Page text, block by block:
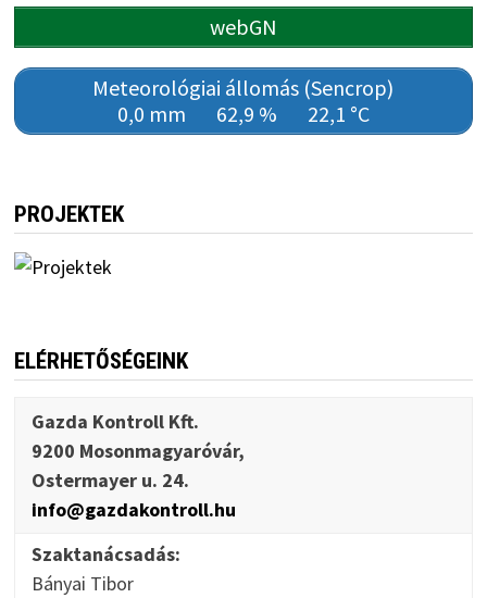
webGN
Meteorológiai állomás (Sencrop)
0,0 mm
62,9 % 22,1 °C
PROJEKTEK
ELÉRHETŐSÉGEINK
Gazda Kontroll Kft.
9200 Mosonmagyaróvár,
Ostermayer u. 24.
info@gazdakontroll.hu
Szaktanácsadás:
Bányai Tibor